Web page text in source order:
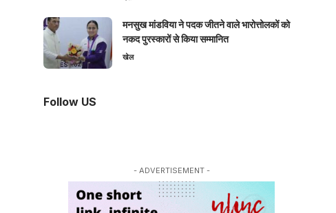
मनसुख मांडविया ने पदक जीतने वाले भारोत्तोलकों को
नकद पुरस्कारों से किया सम्मानित
खेल
Follow US
- ADVERTISEMENT -